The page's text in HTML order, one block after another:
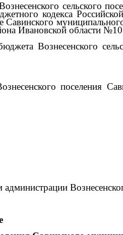
сельского
кодекса
Савинского
Ивановской
Вознесенского
поселения